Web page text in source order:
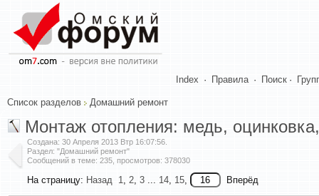
Index · Правила · Поиск ·
Список разделов Домашний ремонт
Монтаж отопления: медь,
Создана: 30 Апреля 2013 Втр 16:07:56
Раздел: "Домашний ремонт"
Сообщений в теме: 235, просмотров: 378030
На страницу: Назад 1, 2, 3 ... 14, 15, Вперёд